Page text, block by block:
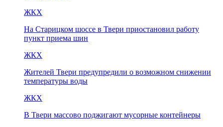
ЖКХ
На Старицком шоссе в Твери приостановил работу
пункт приема шин
ЖКХ
Жителей Твери предупредили о возможном снижении
температуры воды
ЖКХ
В Твери массово поджигают мусорные контейнеры